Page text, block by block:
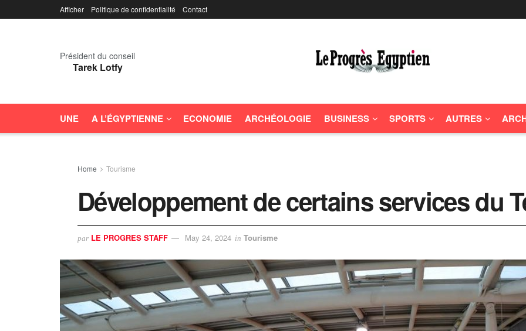
Afficher Politique de confidentialité Contact
Président du conseil
Tarek Lotfy
UNE A L’ÉGYPTIENNE ECONOMIE ARCHÉOLOGIE BUSINESS SPORTS AUTRES
Home Tourisme
Développement de certains services du
par LE PROGRES STAFF May 24, 2024 in Tourisme